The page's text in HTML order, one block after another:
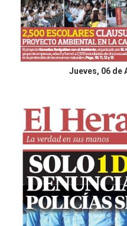
Jueves, 06 de